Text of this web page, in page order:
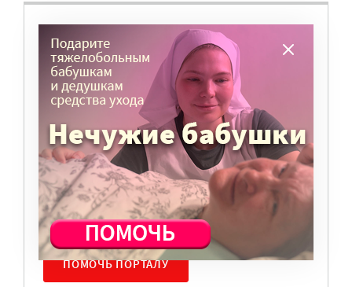
ВАМ ВАЖНО, ЧТОБЫ РАЗГОВОР НА ЭТУ
ТЕМУ ПРОДОЛЖИЛСЯ? ПОДДЕРЖИТЕ
ПОРТАЛ!
Мы просим подписаться на небольшой, но
регулярный платеж в пользу нашего сайта.
Милосердие.ru работает благодаря добровольным
пожертвованиям наших читателей. На
командировки, съемки, зарплаты редакторов,
журналистов и техническую поддержку сайта
нужны средства.
ПОМОЧЬ ПОРТАЛУ